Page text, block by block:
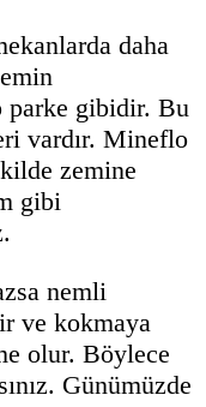
daha
parke gibidir. Bu
vardır. Mineflo
zemine
gibi
nemli
ve kokmaya
olur. Böylece
Günümüzde